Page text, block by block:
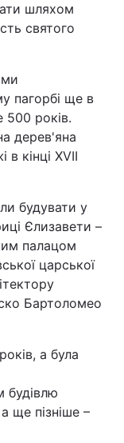
шляхом
святого
пагорбі ще в
500 років.
дерев'яна
в кінці XVII
будувати у
Єлизавети –
палацом
царської
Бартоломео
а була
будівлю
ще пізніше –